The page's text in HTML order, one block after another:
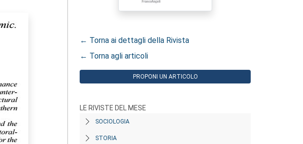
← Torna ai dettagli della Rivista
← Torna agli articoli
PROPONI UN ARTICOLO
LE RIVISTE DEL MESE
SOCIOLOGIA
STORIA